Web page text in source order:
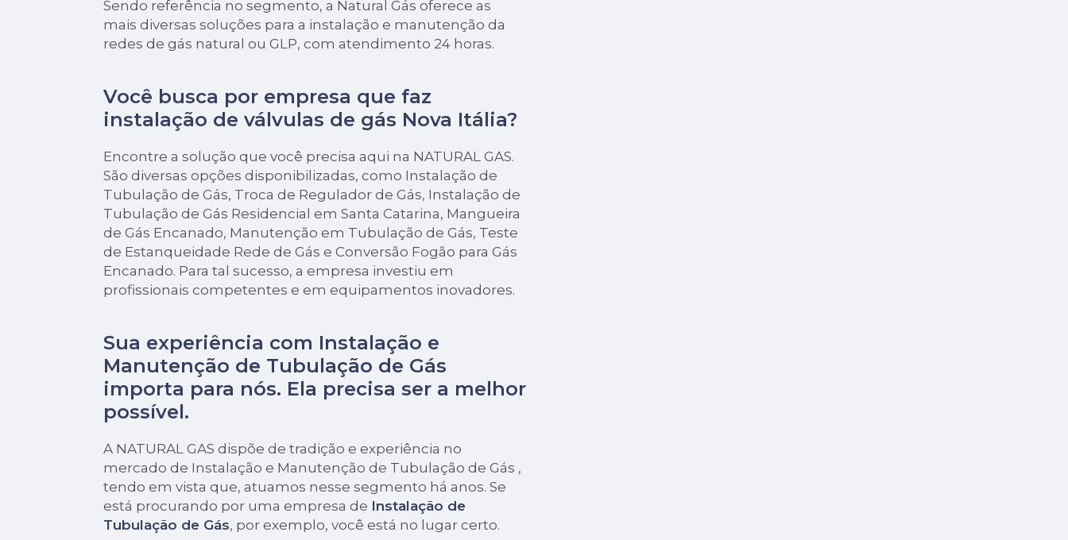
Sendo referência no segmento, a Natural Gás oferece as
mais diversas soluções para a instalação e manutenção da
redes de gás natural ou GLP, com atendimento 24 horas.
Você busca por empresa que faz
instalação de válvulas de gás Nova Itália?
Encontre a solução que você precisa aqui na NATURAL GAS.
São diversas opções disponibilizadas, como Instalação de
Tubulação de Gás, Troca de Regulador de Gás, Instalação de
Tubulação de Gás Residencial em Santa Catarina, Mangueira
de Gás Encanado, Manutenção em Tubulação de Gás, Teste
de Estanqueidade Rede de Gás e Conversão Fogão para Gás
Encanado. Para tal sucesso, a empresa investiu em
profissionais competentes e em equipamentos inovadores.
Sua experiência com Instalação e
Manutenção de Tubulação de Gás
importa para nós. Ela precisa ser a melhor
possível.
A NATURAL GAS dispõe de tradição e experiência no
mercado de Instalação e Manutenção de Tubulação de Gás ,
tendo em vista que, atuamos nesse segmento há anos. Se
está procurando por uma empresa de Instalação de
Tubulação de Gás, por exemplo, você está no lugar certo.